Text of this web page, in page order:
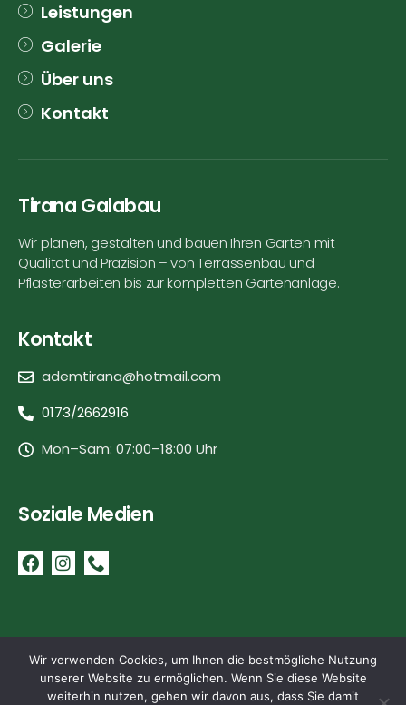
Leistungen
Galerie
Über uns
Kontakt
Tirana Galabau
Wir planen, gestalten und bauen Ihren Garten mit
Qualität und Präzision – von Terrassenbau und
Pflasterarbeiten bis zur kompletten Gartenanlage.
Kontakt
ademtirana@hotmail.com
0173/2662916
Mon–Sam: 07:00–18:00 Uhr
Soziale Medien
ImpressumDatenschutz
Wir verwenden Cookies, um Ihnen die bestmögliche Nutzung
unserer Website zu ermöglichen. Wenn Sie diese Website
weiterhin nutzen, gehen wir davon aus, dass Sie damit